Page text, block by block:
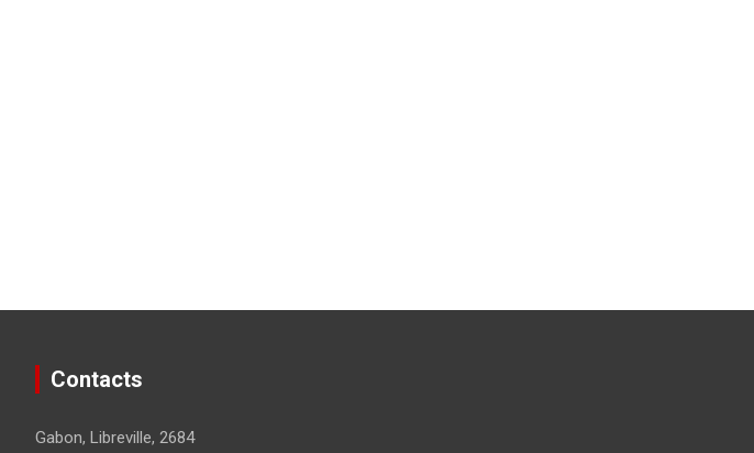
Contacts
Gabon, Libreville, 2684